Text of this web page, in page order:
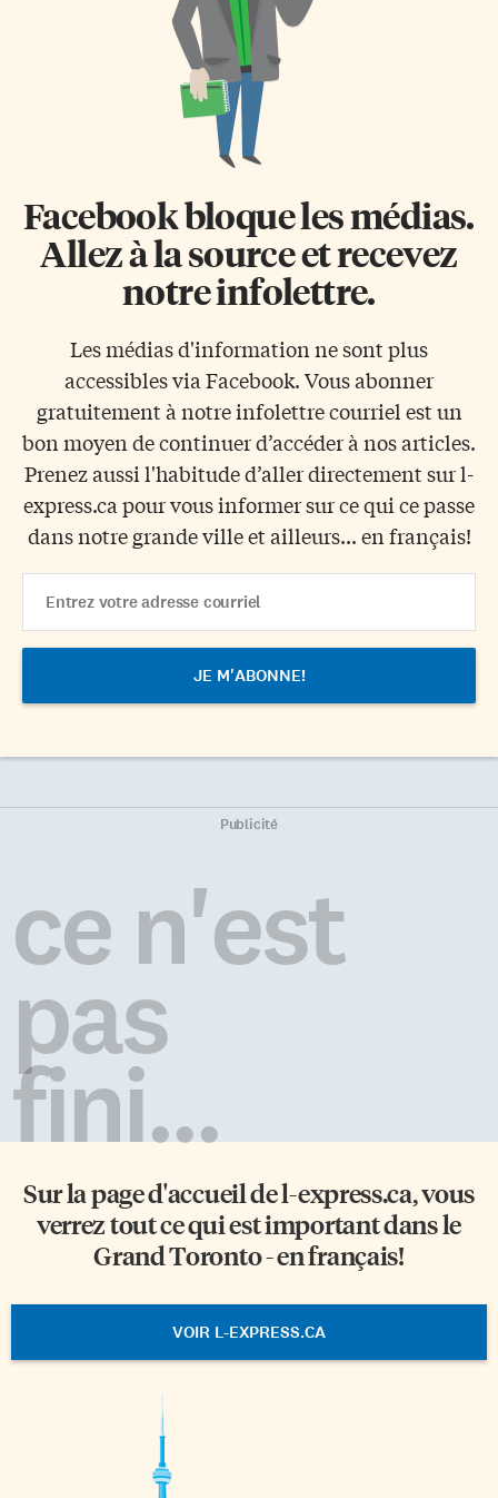
Facebook bloque les médias.
Allez à la source et recevez
notre infolettre.
Les médias d'information ne sont plus
accessibles via Facebook. Vous abonner
gratuitement à notre infolettre courriel est un
bon moyen de continuer d’accéder à nos articles.
Prenez aussi l'habitude d’aller directement sur l-
express.ca pour vous informer sur ce qui ce passe
dans notre grande ville et ailleurs... en français!
Address
Publicité
ce n'est
pas
fini...
Sur la page d'accueil del-express.ca, vous
verrez tout ce qui est important dans le
Grand Toronto - en français!
VOIR L-EXPRESS.CA